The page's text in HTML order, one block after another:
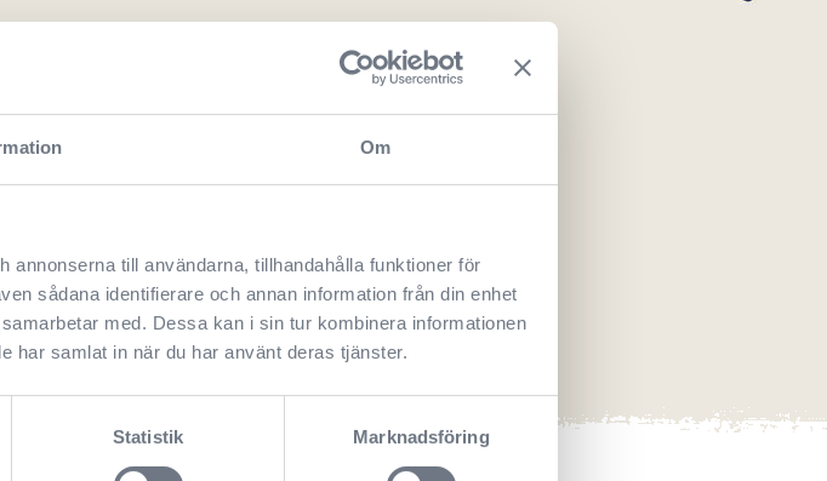
Om
annonserna till användarna, tillhandahålla funktioner för
sådana identifierare och annan information från din enhet
med. Dessa kan i sin tur kombinera informationen
har samlat in när du har använt deras tjänster.
Statistik Marknadsföring